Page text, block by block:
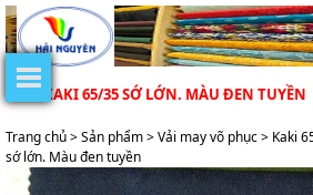
VẢI KAKI 65/35 SỚ LỚN. MÀU ĐEN TUYỀN
Trang chủ>Sản phẩm>Vải may võ phục> Kaki
sớ lớn. Màu đen tuyền